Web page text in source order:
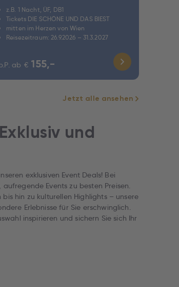
z.B. 1 Nacht, ÜF, DB1
Tickets DIE SCHÖNE UND DAS BIEST
mitten im Herzen von Wien
Reisezeitraum: 26.9.2026 – 31.3.2027
ab € 155,-
Jetzt alle ansehen
und
exklusiven Event Deals! Bei
aufregende Events zu besten Preisen.
hin zu kulturellen Highlights – unsere
Erlebnisse für Sie erschwinglich.
inspirieren und sichern Sie sich Ihr